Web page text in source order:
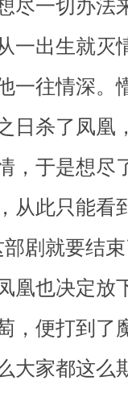
尽一切办法
一出生就灭
一往情深。
日杀了凤凰
，于是想尽
从此只能看
剧就要结
凰也决定放
，便打到了
大家都这么